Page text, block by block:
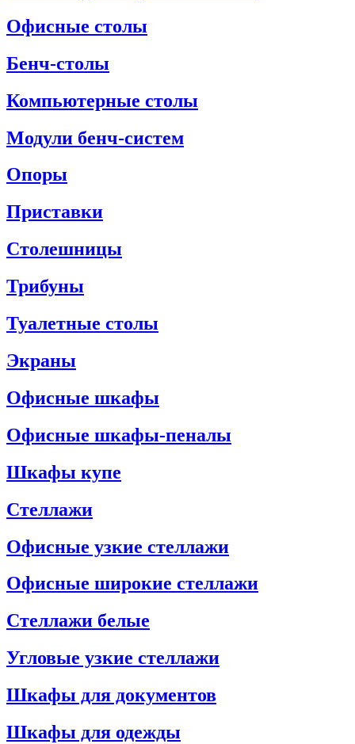
Офисные столы
Бенч-столы
Компьютерные столы
Модули бенч-систем
Опоры
Приставки
Столешницы
Трибуны
Туалетные столы
Экраны
Офисные шкафы
Офисные шкафы-пеналы
Шкафы купе
Стеллажи
Офисные узкие стеллажи
Офисные широкие стеллажи
Стеллажи белые
Угловые узкие стеллажи
Шкафы для документов
Шкафы для одежды